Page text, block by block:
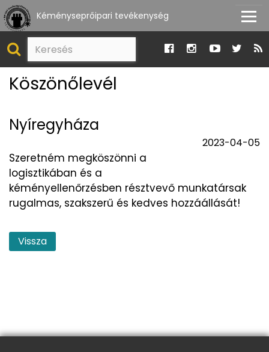
Kéményseprőipari tevékenység
Köszönőlevél
Nyíregyháza
2023-04-05
Szeretném megköszönni a
logisztikában és a
kéményellenőrzésben résztvevő munkatársak
rugalmas, szakszerű és kedves hozzáállását!
Vissza